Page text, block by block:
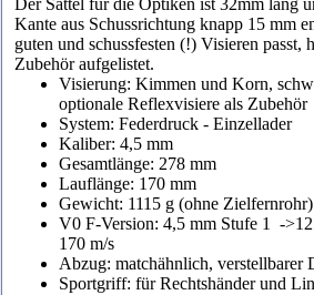
Der Sattel für die Optiken ist 32mm lang
Kante aus Schussrichtung knapp 15 mm
guten und schussfesten (!) Visieren passt,
Zubehör aufgelistet.
Visierung: Kimmen und Korn,
optionale Reflexvisiere als Zubehör
System: Federdruck - Einzellader
Kaliber: 4,5 mm
Gesamtlänge: 278 mm
Lauflänge: 170 mm
Gewicht: 1115 g (ohne Zielfernrohr)
V0 F-Version: 4,5 mm Stufe 1 -
170 m/s
Abzug: matchähnlich, verstellbarer
Sportgriff: für Rechtshänder und